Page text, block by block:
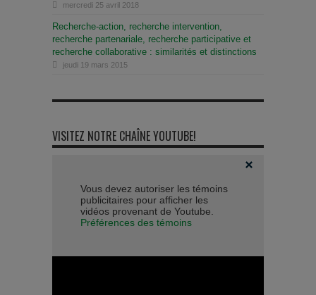
mercredi 25 avril 2018
Recherche-action, recherche intervention,
recherche partenariale, recherche participative et
recherche collaborative : similarités et distinctions
jeudi 19 mars 2015
VISITEZ NOTRE CHAÎNE YOUTUBE!
Vous devez autoriser les témoins
publicitaires pour afficher les
vidéos provenant de Youtube.
Préférences des témoins